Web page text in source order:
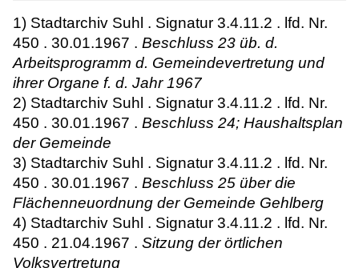
1) Stadtarchiv Suhl . Signatur 3.4.11.2 . lfd. Nr.
450 . 30.01.1967 .Beschluss 23 üb. d.
Arbeitsprogramm d. Gemeindevertretung und
ihrer Organe f. d. Jahr 1967
2) Stadtarchiv Suhl . Signatur 3.4.11.2 . lfd. Nr.
450 . 30.01.1967 .Beschluss 24; Haushaltsplan
der Gemeinde
3) Stadtarchiv Suhl . Signatur 3.4.11.2 . lfd. Nr.
450 . 30.01.1967 .Beschluss 25 über die
Flächenneuordnung der Gemeinde Gehlberg
4) Stadtarchiv Suhl . Signatur 3.4.11.2 . lfd. Nr.
450 . 21.04.1967 .Sitzung der örtlichen
Volksvertretung